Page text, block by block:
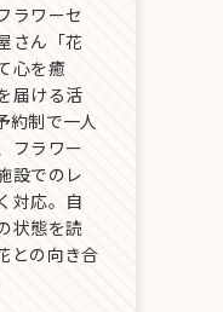
ラワーセ
さん「花
心を癒
届ける活
約制で一人
フラワー
設でのレ
対応。自
状態を読
との向き合